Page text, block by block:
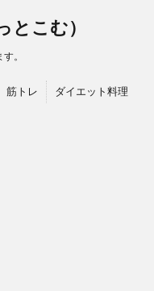
とこむ）
。
筋トレ ダイエット料理